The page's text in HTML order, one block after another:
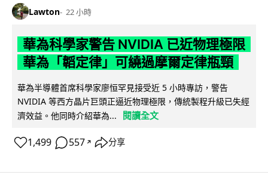
Lawton 22 小時
華為科學家警告 NVIDIA 已近物理極限
華為「韜定律」可繞過摩爾定律瓶頸
華為半導體首席科學家廖恒罕見接受近 5 小時專訪，警告
NVIDIA 等西方晶片巨頭正逼近物理極限，傳統製程升級已失經
濟效益。他同時介紹華為...
閱讀全文
1,499 557 ↗ 分享